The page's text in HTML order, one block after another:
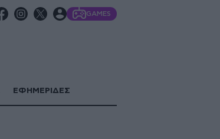
GAMES
ΕΦΗΜΕΡΙΔΕΣ